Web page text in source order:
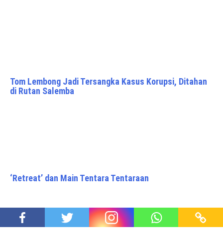
Tom Lembong Jadi Tersangka Kasus Korupsi, Ditahan
di Rutan Salemba
‘Retreat’ dan Main Tentara Tentaraan